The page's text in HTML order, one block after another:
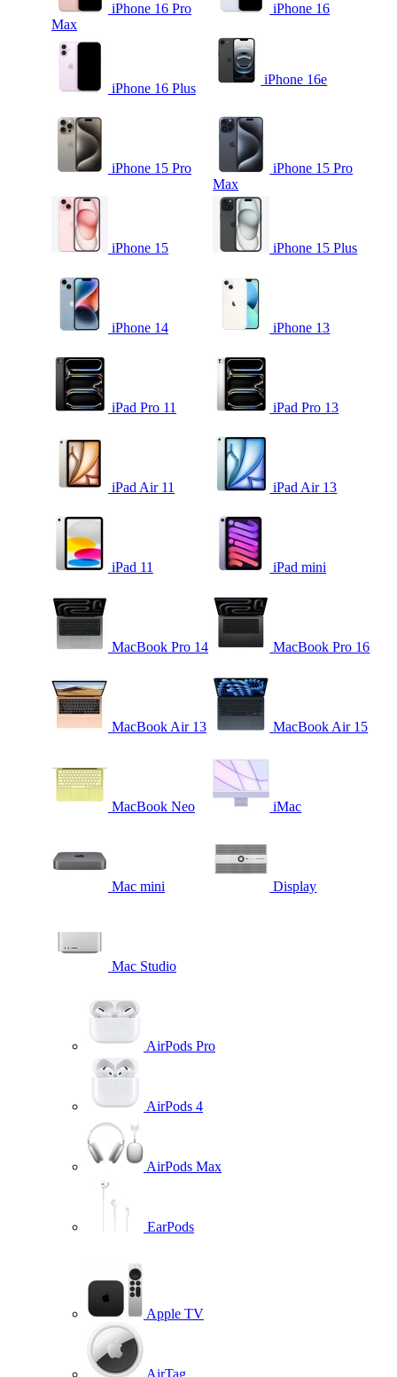
iPhone 16 Pro
Max
iPhone 16
iPhone 16 Plus
iPhone 16e
iPhone 15 Pro
iPhone 15 Pro
Max
iPhone 15 iPhone 15 Plus
iPhone 14 iPhone 13
iPad Pro 11 iPad Pro 13
iPad Air 11 iPad Air 13
iPad 11 iPad mini
MacBook Pro 14 MacBook Pro 16
MacBook Air 13 MacBook Air 15
MacBook Neo iMac
Mac mini Display
Mac Studio
AirPods Pro
AirPods 4
AirPods Max
EarPods
Apple TV